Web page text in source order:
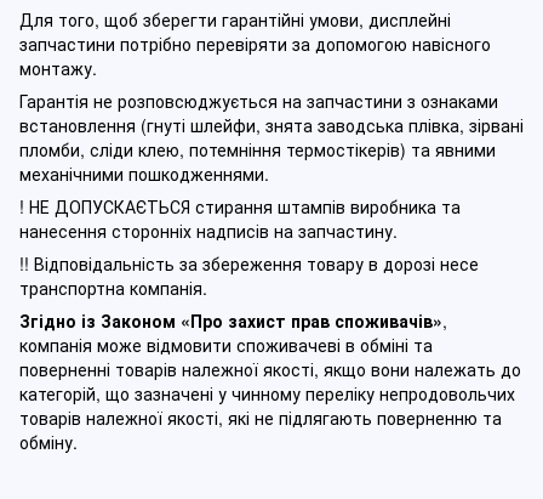
Для того, щоб зберегти гарантійні умови, дисплейні
запчастини потрібно перевіряти за допомогою навісного
монтажу.
Гарантія не розповсюджується на запчастини з ознаками
встановлення (гнуті шлейфи, знята заводська плівка, зірвані
пломби, сліди клею, потемніння термостікерів) та явними
механічними пошкодженнями.
! НЕ ДОПУСКАЄТЬСЯ стирання штампів виробника та
нанесення сторонніх надписів на запчастину.
!! Відповідальність за збереження товару в дорозі несе
транспортна компанія.
Згідно із Законом «Про захист прав споживачів»,
компанія може відмовити споживачеві в обміні та
поверненні товарів належної якості, якщо вони належать до
категорій, що зазначені у чинному переліку непродовольчих
товарів належної якості, які не підлягають поверненню та
обміну.